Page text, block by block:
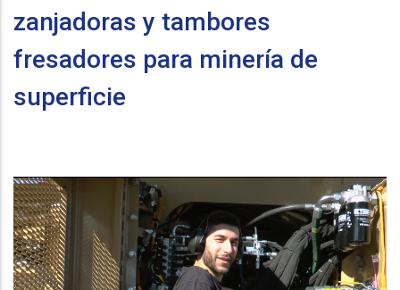
zanjadoras y tambores
fresadores para minería de
superficie